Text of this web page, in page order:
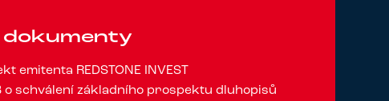
dokumenty
emitenta REDSTONE INVEST
o schválení základního prospektu dluhopisů